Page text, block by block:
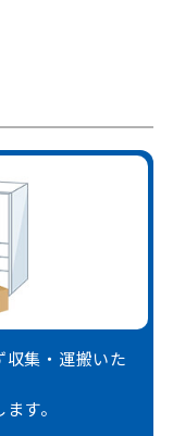
集・運搬いた
す。